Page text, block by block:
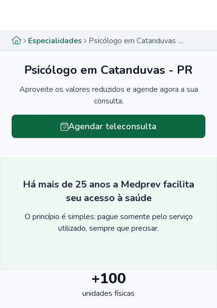
Especialidades Psicólogo em Catanduvas - PR
Psicólogo em Catanduvas - PR
Aproveite os valores reduzidos e agende agora a sua
consulta.
Agendar teleconsulta
Há mais de 25 anos a Medprev facilita
seu acesso à saúde
O princípio é simples: pague somente pelo serviço
utilizado, sempre que precisar.
+100
unidades físicas